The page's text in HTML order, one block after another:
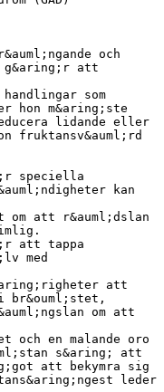
och
g&aring;r att
som
hon m&aring;ste
lidande eller
fruktansv&auml;rd
speciella
kan
att r&auml;dslan
att tappa
med
att
br&ouml;stet,
om att
och en malande oro
s&aring; att
att bekymra sig
leder